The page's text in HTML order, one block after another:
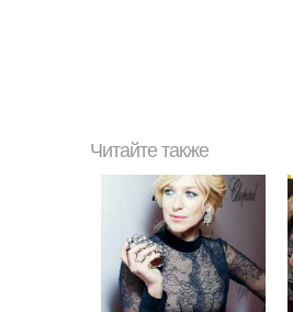
Читайте также